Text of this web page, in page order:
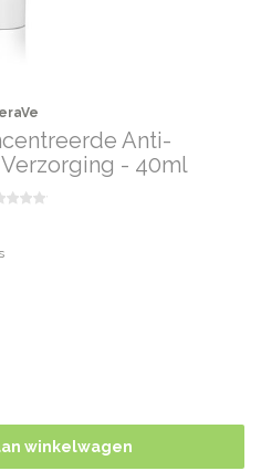
Anti-
- 40ml
winkelwagen